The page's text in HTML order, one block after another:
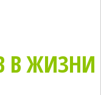
В ЖИЗНИ